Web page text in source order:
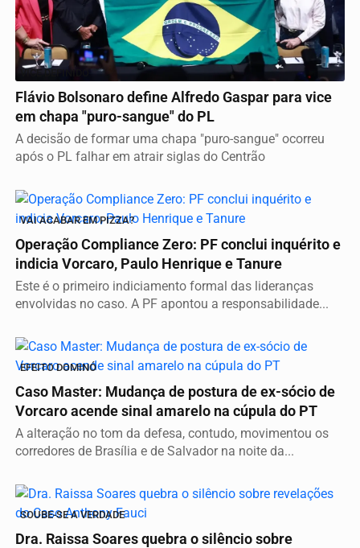
VICE DEFINIDO
Flávio Bolsonaro define Alfredo Gaspar para vice
em chapa "puro-sangue" do PL
A decisão de formar uma chapa "puro-sangue" ocorreu
após o PL falhar em atrair siglas do Centrão
VAI ACABAR EM PIZZA?
Operação Compliance Zero: PF conclui inquérito e
indicia Vorcaro, Paulo Henrique e Tanure
Este é o primeiro indiciamento formal das lideranças
envolvidas no caso. A PF apontou a responsabilidade...
EFEITO DOMINÓ
Caso Master: Mudança de postura de ex-sócio de
Vorcaro acende sinal amarelo na cúpula do PT
A alteração no tom da defesa, contudo, movimentou os
corredores de Brasília e de Salvador na noite da...
SOUBE-SE A VERDADE
Dra. Raissa Soares quebra o silêncio sobre